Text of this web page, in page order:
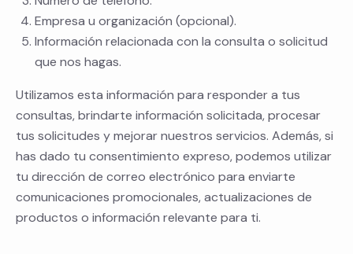
Empresa u organización (opcional).
Información relacionada con la consulta o solicitud
que nos hagas.
Utilizamos esta información para responder a tus
consultas, brindarte información solicitada, procesar
tus solicitudes y mejorar nuestros servicios. Además, si
has dado tu consentimiento expreso, podemos utilizar
tu dirección de correo electrónico para enviarte
comunicaciones promocionales, actualizaciones de
productos o información relevante para ti.